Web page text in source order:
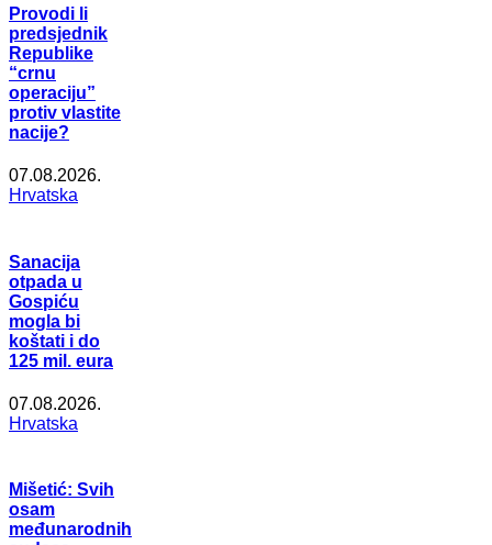
Provodi li
predsjednik
Republike
“crnu
operaciju”
protiv vlastite
nacije?
07.08.2026.
Hrvatska
Sanacija
otpada u
Gospiću
mogla bi
koštati i do
125 mil. eura
07.08.2026.
Hrvatska
Mišetić: Svih
osam
međunarodnih